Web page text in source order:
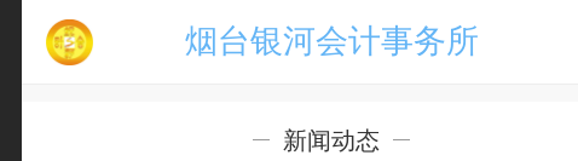
烟台银河会计事务所
新闻动态